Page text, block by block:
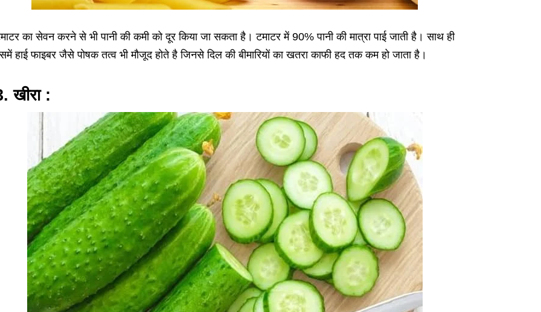
का सेवन करने से भी पानी की कमी को दूर किया जा सकता है। टमाटर में 90% पानी की मात्रा पाई जाती है। साथ ही
हाई फाइबर जैसे पोषक तत्व भी मौजूद होते है जिनसे दिल की बीमारियों का खतरा काफी हद तक कम हो जाता है।
खीरा :